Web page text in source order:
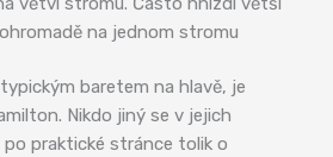
na jednom stromu
baretem na hlavě, je
Nikdo jiný se v jejich
praktické stránce tolik o